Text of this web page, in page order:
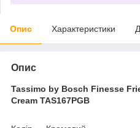
Опис Характеристики
Опис
Tassimo by Bosch Finesse
Cream TAS167PGB